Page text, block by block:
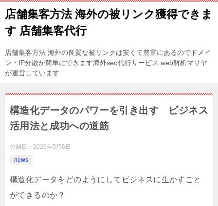
店舗集客方法 海外の被リンク獲得できま
す 店舗集客代行
店舗集客方法 海外の良質な被リンクは安くて豊富にあるのでドメイ
ン・IP分散が簡単にできます海外seo代行サービス web解析マサヤ
が運営しています
構造化データのパワーを引き出す ビジネス
活用法と成功への道筋
公開日： 2026年5月6日
news
構造化データをどのようにしてビジネスに生かすこと
ができるのか？